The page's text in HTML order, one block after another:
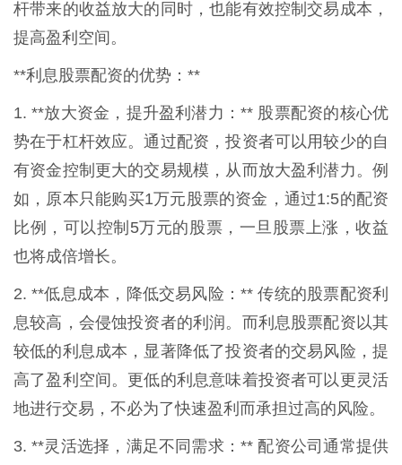
杆带来的收益放大的同时，也能有效控制交易成本，
提高盈利空间。
**利息股票配资的优势：**
1. **放大资金，提升盈利潜力：** 股票配资的核心优
势在于杠杆效应。通过配资，投资者可以用较少的自
有资金控制更大的交易规模，从而放大盈利潜力。例
如，原本只能购买1万元股票的资金，通过1:5的配资
比例，可以控制5万元的股票，一旦股票上涨，收益
也将成倍增长。
2. **低息成本，降低交易风险：** 传统的股票配资利
息较高，会侵蚀投资者的利润。而利息股票配资以其
较低的利息成本，显著降低了投资者的交易风险，提
高了盈利空间。更低的利息意味着投资者可以更灵活
地进行交易，不必为了快速盈利而承担过高的风险。
3. **灵活选择，满足不同需求：** 配资公司通常提供